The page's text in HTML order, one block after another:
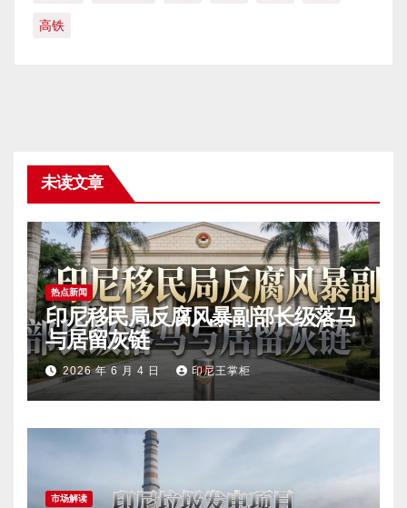
高铁
未读文章
热点新闻
印尼移民局反腐风暴副部长级落马
与居留灰链
2026 年 6 月 4 日 印尼王掌柜
市场解读